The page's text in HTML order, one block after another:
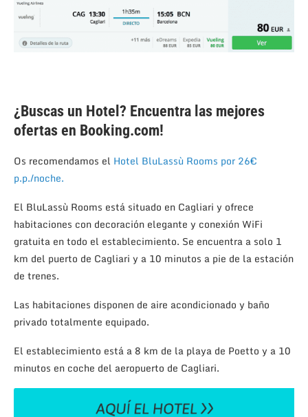
¿Buscas un Hotel? Encuentra las mejores
ofertas en Booking.com!
Os recomendamos el Hotel BluLassù Rooms por 26€
p.p./noche.
El BluLassù Rooms está situado en Cagliari y ofrece
habitaciones con decoración elegante y conexión WiFi
gratuita en todo el establecimiento. Se encuentra a solo 1
km del puerto de Cagliari y a 10 minutos a pie de la estación
de trenes.
Las habitaciones disponen de aire acondicionado y baño
privado totalmente equipado.
El establecimiento está a 8 km de la playa de Poetto y a 10
minutos en coche del aeropuerto de Cagliari.